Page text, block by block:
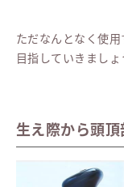
ただなんとなく使用
目指していきましょ
生え際から頭